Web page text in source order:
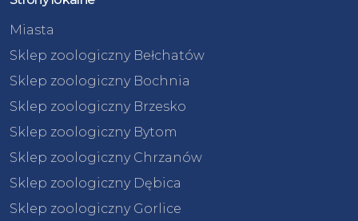
Miasta
Sklep zoologiczny Bełchatów
Sklep zoologiczny Bochnia
Sklep zoologiczny Brzesko
Sklep zoologiczny Bytom
Sklep zoologiczny Chrzanów
Sklep zoologiczny Dębica
Sklep zoologiczny Gorlice